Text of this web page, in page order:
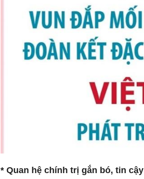
* Quan hệ chính trị gắn bó, tin cậy